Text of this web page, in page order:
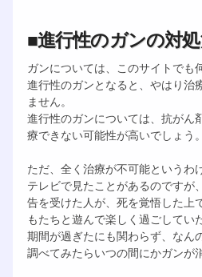
■進行性のガンの対
ガンについては、このサイトでも
進行性のガンとなると、やはり治
ません。
進行性のガンについては、抗がん
療できない可能性が高いでしょう。
ただ、全く治療が不可能というわ
テレビで見たことがあるのですが
告を受けた人が、死を覚悟した上
もたちと遊んで楽しく過ごしてい
期間が過ぎたにも関わらず、なん
調べてみたらいつの間にかガンが